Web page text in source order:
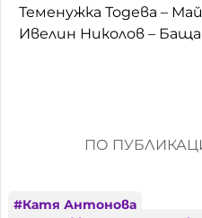
Теменужка Тодева –
Ивелин Николов –
ПО
#Катя Антонова